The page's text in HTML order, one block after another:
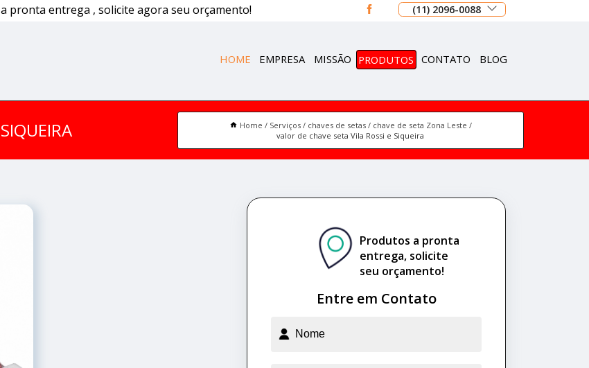
pronta entrega , solicite agora seu orçamento! (11) 2096-0088
HOME EMPRESA MISSÃO PRODUTOS CONTATO BLOG
Home Serviços chaves de setas
chave de seta Zona Leste
valor de chave seta Vila Rossi e Siqueira
Entre em Contato
Produtos a pronta
entrega, solicite
seu orçamento!